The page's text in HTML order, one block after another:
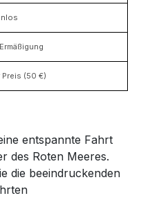
Preis (50 €)
entspannte Fahrt
des Roten Meeres.
die beeindruckenden